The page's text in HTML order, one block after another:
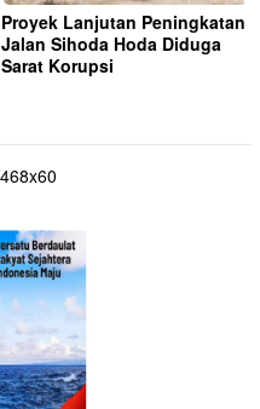
Proyek Lanjutan Peningkatan
Jalan Sihoda Hoda Diduga
Sarat Korupsi